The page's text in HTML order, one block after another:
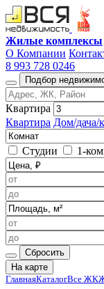
Жилые комплексы
О Компании
8 993 728 0246
Подбор
Квартира
Квартира Дом/дача/
Студии 1-
Сбросить
На карте